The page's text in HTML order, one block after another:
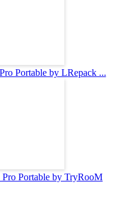
Portable by LRepack ...
Portable by TryRooM